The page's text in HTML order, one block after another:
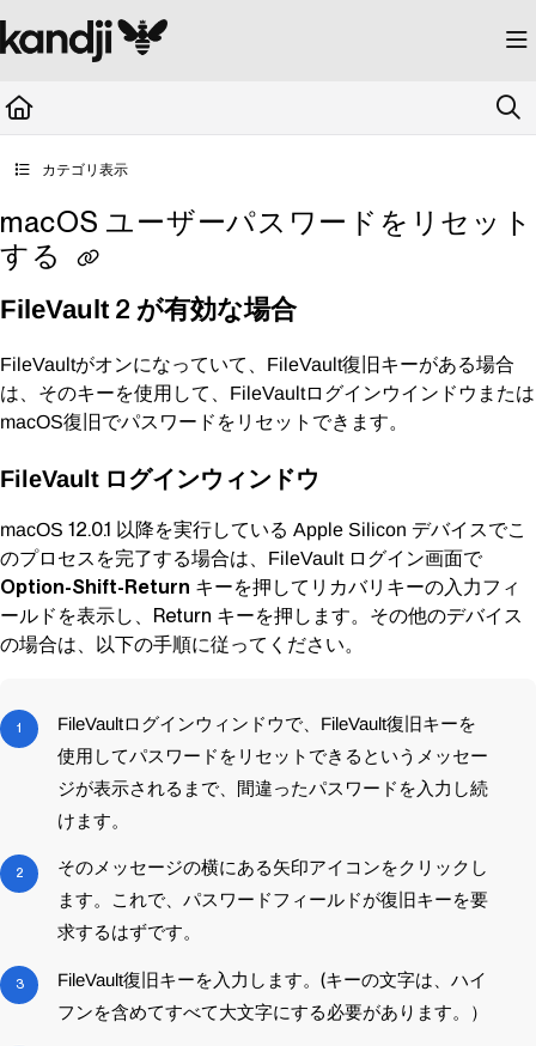
Documentation Index
Fetch the complete documentation index at: https://kandji.document360.io/
カテゴリ表示
macOS ユーザーパスワードをリセット
する
FileVault2 が有効な場合
FileVaultがオンになっていて、 FileVault復旧キーがある場合
は、そのキーを使用して、
FileVaultログインウインドウまたは
macOS復旧でパスワードをリセットできます。
FileVault ログインウィンドウ
macOS 12.0.1 以降を実行している Apple Silicon デバイスでこ
のプロセスを完了する場合は、
FileVaultログイン画面で
Option-Shift-Return キーを押してリカバリキーの入力フィ
ールドを表示し、Return キーを押します。その他のデバイス
の場合は、以下の手順に従ってください。
FileVaultログインウィンドウで、 FileVault復旧キーを
使用してパスワードをリセットできるというメッセー
ジが表示されるまで、間違ったパスワードを入力し続
けます。
そのメッセージの横にある矢印アイコンをクリックし
ます。これで、パスワードフィールドが復旧キーを要
求するはずです。
FileVault復旧キーを入力します。(キーの文字は、ハイ
フンを含めてすべて大文字にする必要があります。）